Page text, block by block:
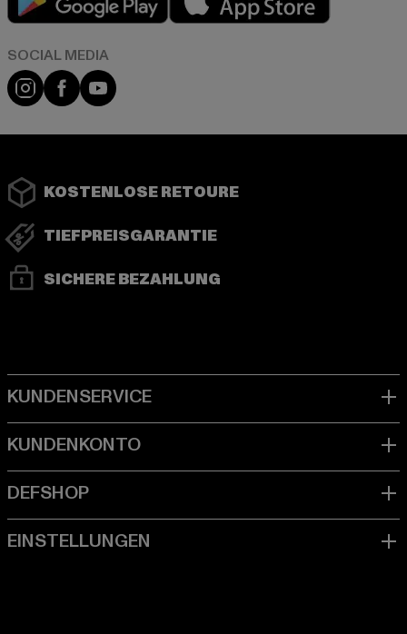
Instagram
FacebookYouTube
KOSTENLOSE RETOURE
TIEFPREISGARANTIE
SICHERE BEZAHLUNG